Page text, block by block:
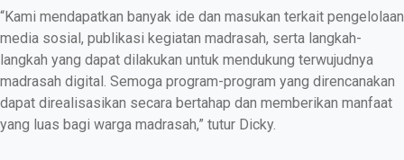
“Kami mendapatkan banyak ide dan masukan terkait pengelolaan
media sosial, publikasi kegiatan madrasah, serta langkah-
langkah yang dapat dilakukan untuk mendukung terwujudnya
madrasah digital. Semoga program-program yang direncanakan
dapat direalisasikan secara bertahap dan memberikan manfaat
yang luas bagi warga madrasah,” tutur Dicky.